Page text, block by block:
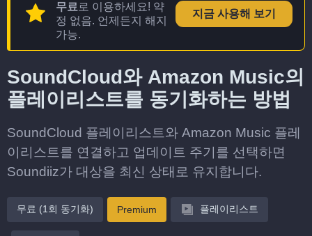
무료 로 이용하세요! 약
정 없음. 언제든지 해지
가능.
지금 사용해 보기
SoundCloud와 Amazon Music의
플레이리스트를 동기화하는 방법
SoundCloud 플레이리스트와 Amazon Music 플레
이리스트를 연결하고 업데이트 주기를 선택하면
Soundiiz가 대상을 최신 상태로 유지합니다.
무료 (1회 동기화) Premium 플레이리스트